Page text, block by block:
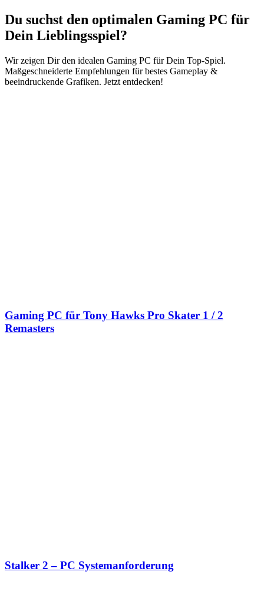
Du suchst den optimalen Gaming PC für
Dein Lieblingsspiel?
Wir zeigen Dir den idealen Gaming PC für Dein Top-Spiel.
Maßgeschneiderte Empfehlungen für bestes Gameplay &
beeindruckende Grafiken. Jetzt entdecken!
Gaming PC für Tony Hawks Pro Skater 1 / 2
Remasters
Stalker 2 – PC Systemanforderung